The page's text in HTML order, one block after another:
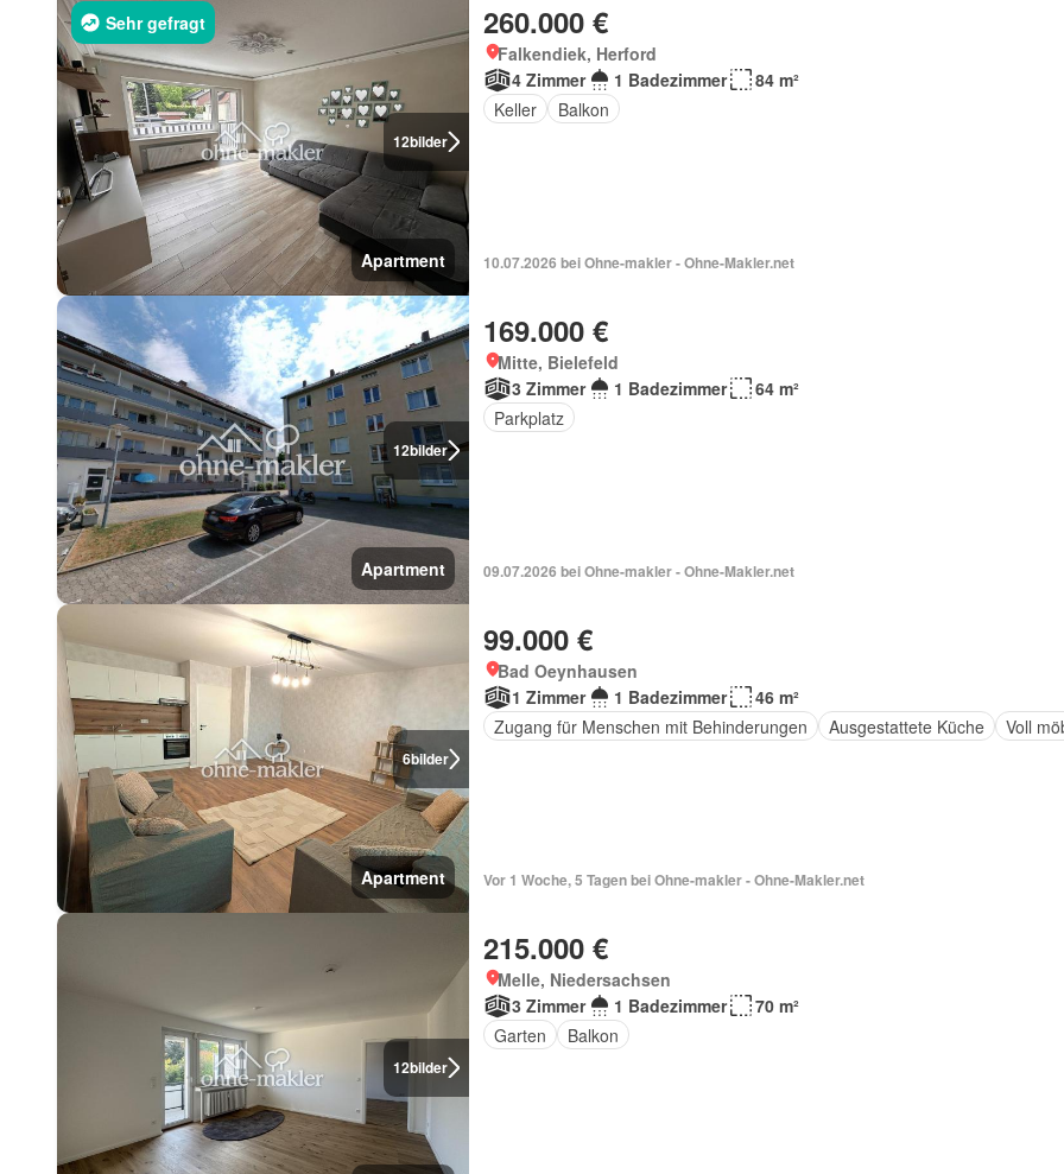
12bilder
Sehr gefragt
Apartment
260.000 €
Falkendiek, Herford
4 Zimmer
1 Badezimmer
84 m²
Keller
Balkon
10.07.2026 bei Ohne-makler - Ohne-Makler.net
12bilder
Apartment
169.000 €
Mitte, Bielefeld
3 Zimmer
1 Badezimmer
64 m²
Parkplatz
09.07.2026 bei Ohne-makler - Ohne-Makler.net
6bilder
Apartment
99.000 €
Bad Oeynhausen
1 Zimmer
1 Badezimmer
46 m²
Zugang für Menschen mit Behinderungen
Ausgestattete Küche Voll
Vor 1 Woche, 5 Tagen bei Ohne-makler - Ohne-Makler.net
12bilder
215.000 €
Melle, Niedersachsen
3 Zimmer
1 Badezimmer
70 m²
Garten
Balkon